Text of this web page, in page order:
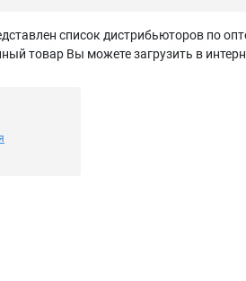
список дистрибьюторов по
товар Вы можете загрузить в